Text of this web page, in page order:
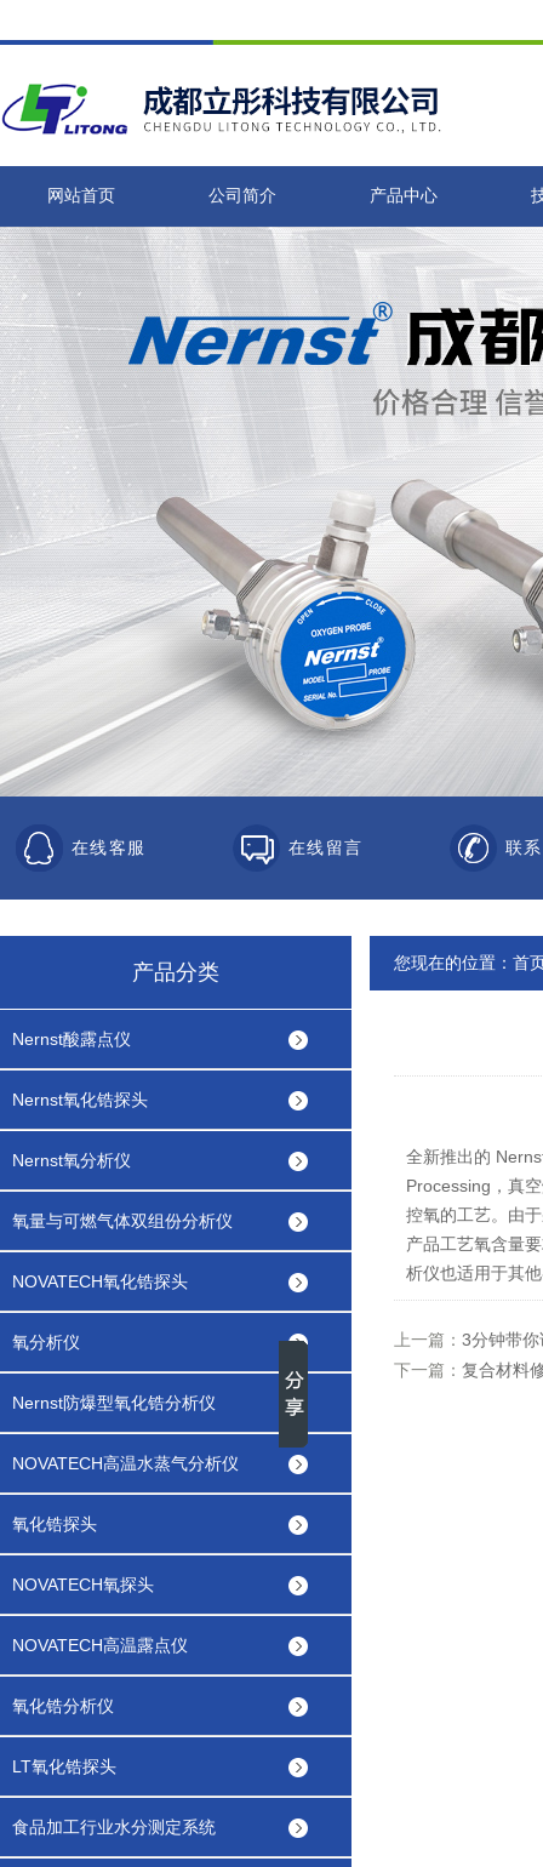
网站首页 公司简介 产品中心
在线客服 在线留言 联
产品分类
Nernst酸露点仪
Nernst氧化锆探头
Nernst氧分析仪
氧量与可燃气体双组份分析仪
NOVATECH氧化锆探头
氧分析仪
Nernst防爆型氧化锆分析仪
NOVATECH高温水蒸气分析仪
氧化锆探头
NOVATECH氧探头
NOVATECH高温露点仪
氧化锆分析仪
LT氧化锆探头
食品加工行业水分测定系统
您现在的位置： 首
全新推出的
Processing，真
控氧的工艺。由
产品工艺氧含量
析仪也适用于其
上一篇： 3分钟带
下一篇： 复合材料